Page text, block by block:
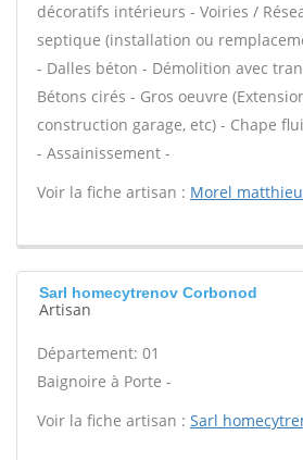
décoratifs intérieurs - Voiries /
septique (installation ou
- Dalles béton - Démolition avec
Bétons cirés - Gros oeuvre
construction garage, etc) - Chape
- Assainissement -
Voir la fiche artisan : Morel
Sarl homecytrenov Corbonod
Artisan
Département: 01
Baignoire à Porte -
Voir la fiche artisan : Sarl